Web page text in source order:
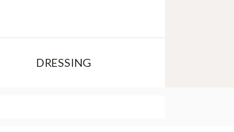
DRESSING